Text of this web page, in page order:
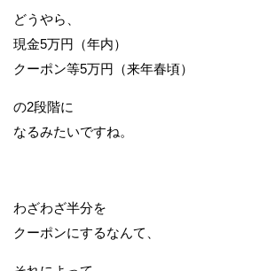
どうやら、
現金5万円（年内）
クーポン等5万円（来年春頃）
の2段階に
なるみたいですね。
わざわざ半分を
クーポンにするなんて、